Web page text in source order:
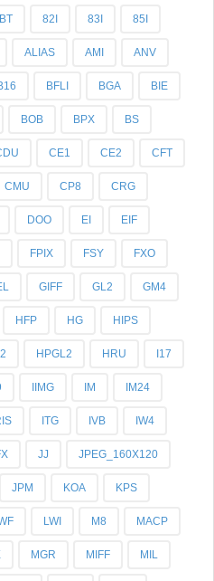
82I 83I 85I
ALIAS AMI ANV
BFLI BGA BIE
BOB BPX BS
CE1 CE2 CFT
CMU CP8 CRG
DOO EI EIF
FPIX FSY FXO
GIFF GL2 GM4
HFP HG HIPS
HPGL2 HRU I17
IIMG IM IM24
ITG IVB IW4
JJ JPEG_160X120
JPM KOA KPS
LWI M8 MACP
MGR MIFF MIL